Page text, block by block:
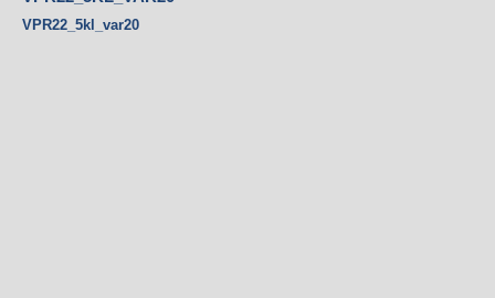
VPR22_5kl_var20